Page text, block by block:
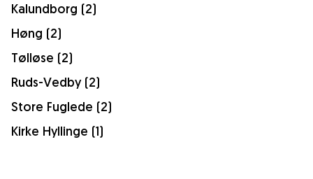
Kalundborg (2)
Høng (2)
Tølløse (2)
Ruds-Vedby (2)
Store Fuglede (2)
Kirke Hyllinge (1)